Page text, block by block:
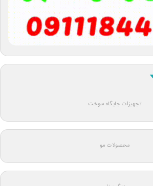
تجهیزات جایگاه سوخت
محصولات مو